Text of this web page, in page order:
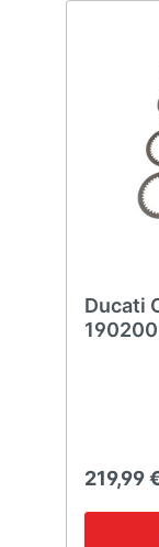
Ducati
219,99